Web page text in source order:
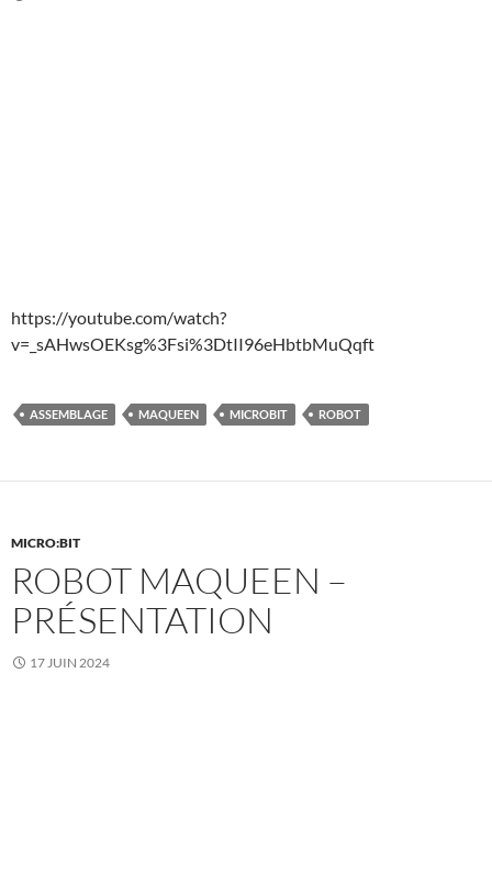
https://youtube.com/watch?
v=_sAHwsOEKsg%3Fsi%3DtII96eHbtbMuQqft
ASSEMBLAGE MAQUEEN MICROBIT ROBOT
MICRO:BIT
ROBOT MAQUEEN –
PRÉSENTATION
17 JUIN 2024